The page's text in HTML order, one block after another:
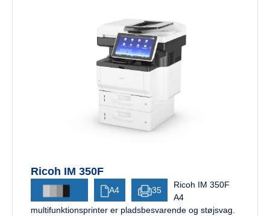
Ricoh IM 350F
A4 35
Ricoh IM 350F
A4
multifunktionsprinter er pladsbesvarende og støjsvag.